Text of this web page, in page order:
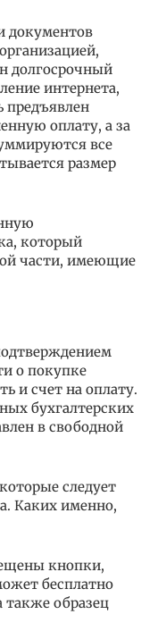
документов
долгосрочный
интернета,
предъявлен
оплату, а за
все
размер
который
части, имеющие
о покупке
и счет на оплату.
бухгалтерских
в свободной
следует
Каких именно,
кнопки,
бесплатно
также образец